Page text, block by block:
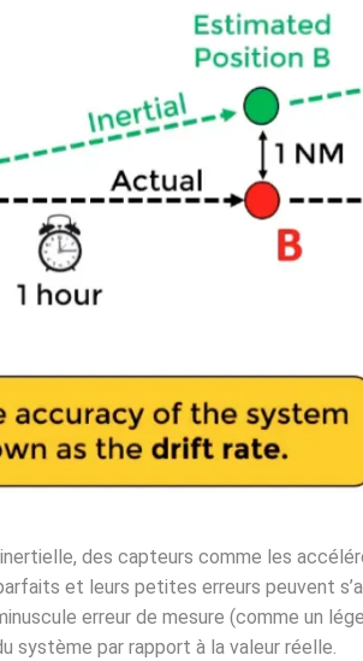
inertielle, des capteurs comme les
et leurs petites erreurs peuvent
erreur de mesure (comme un
système par rapport à la valeur réelle.